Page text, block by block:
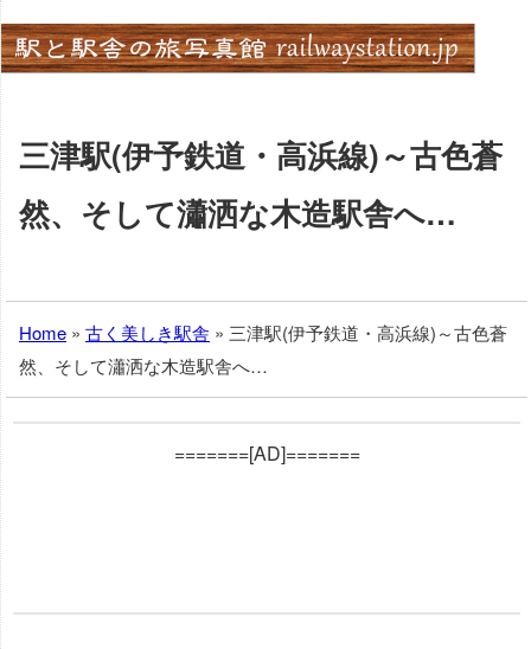
Skip
to
content
三津駅(伊予鉄道・高浜線)～古色蒼
然、そして瀟洒な木造駅舎へ…
Home » 古く美しき駅舎 » 三津駅(伊予鉄道・高浜線)～古色蒼
然、そして瀟洒な木造駅舎へ…
=======[AD]=======